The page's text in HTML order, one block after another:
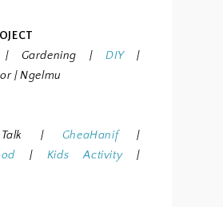
Gardening |DIY
|
| Ngelmu
| GheaHanif|
| Kids Activity|